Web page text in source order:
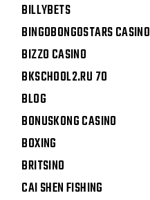
BILLYBETS
BINGOBONGOSTARS CASINO
BIZZO CASINO
BKSCHOOL2.RU 70
BLOG
BONUSKONG CASINO
BOXING
BRITSINO
CAI SHEN FISHING